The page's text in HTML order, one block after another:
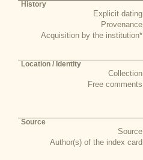
History
Explicit dating
Provenance
Acquisition by the institution*
Location / Identity
Collection
Free comments
Source
Source
Author(s) of the index card